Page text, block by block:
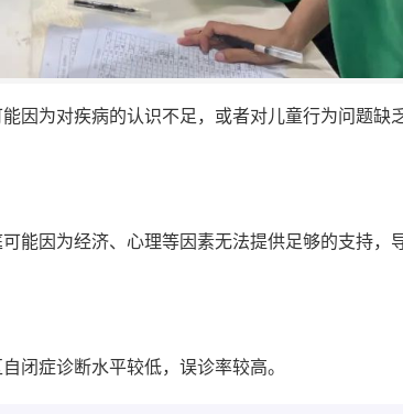
因为对疾病的认识不足，或者对儿童行为问题缺
能因为经济、心理等因素无法提供足够的支持，
闭症诊断水平较低，误诊率较高。